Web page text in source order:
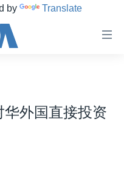
by Translate
外国直接投资